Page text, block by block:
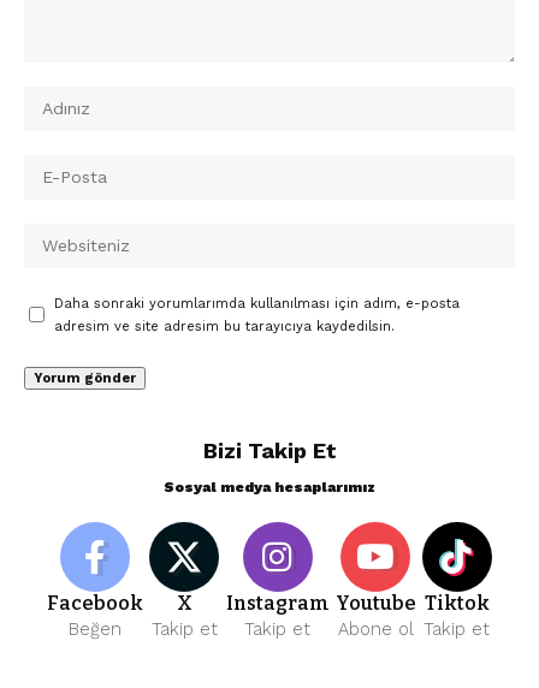
Daha sonraki yorumlarımda kullanılması için adım, e-posta
adresim ve site adresim bu tarayıcıya kaydedilsin.
Bizi Takip Et
Sosyal medya hesaplarımız
Facebook
Beğen
X
Takip et
Instagram
Takip et
Youtube
Abone ol
Tiktok
Takip et